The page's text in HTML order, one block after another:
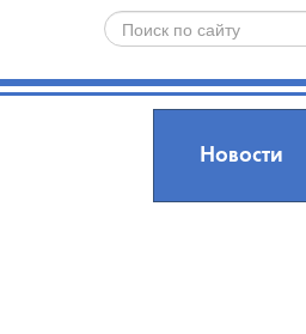
Новости